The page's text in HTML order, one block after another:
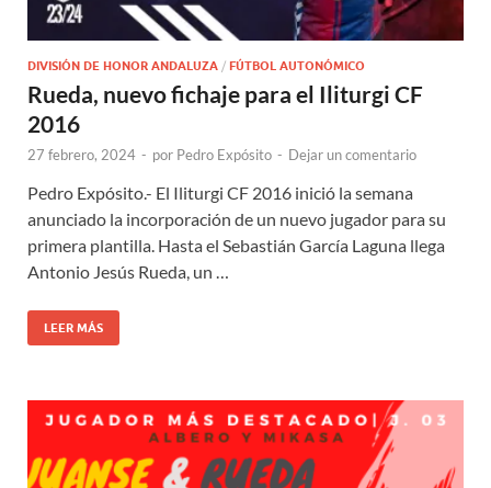
DIVISIÓN DE HONOR ANDALUZA / FÚTBOL AUTONÓMICO
Rueda, nuevo fichaje para el Iliturgi CF
2016
27 febrero, 2024 - por Pedro Expósito - Dejar un comentario
Pedro Expósito.- El Iliturgi CF 2016 inició la semana
anunciado la incorporación de un nuevo jugador para su
primera plantilla. Hasta el Sebastián García Laguna llega
Antonio Jesús Rueda, un …
LEER MÁS